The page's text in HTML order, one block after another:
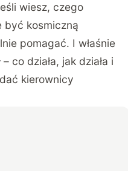
wiesz, czego
być kosmiczną
pomagać. I właśnie
co działa, jak działa i
kierownicy